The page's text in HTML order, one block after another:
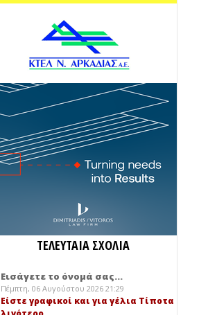
ΤΕΛΕΥΤΑΙΑ ΣΧΟΛΙΑ
Εισάγετε το όνομά σας...
Πέμπτη, 06 Αυγούστου 2026 21:29
Είστε γραφικοί και για γέλια Τίποτα